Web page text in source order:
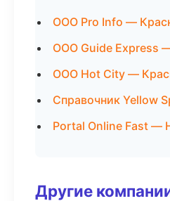
ООО Pro Info —
ООО Guide Express
ООО Hot City —
Справочник Yellow
Portal Online Fast —
Другие